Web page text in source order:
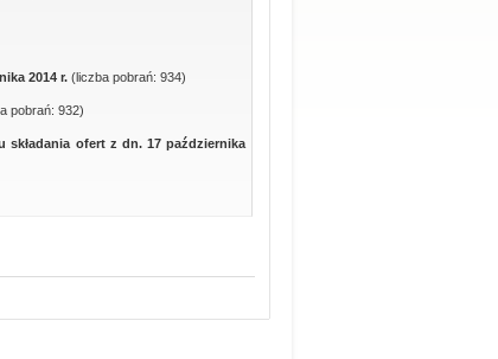
2014 r. (liczba pobrań: 934)
pobrań: 932)
składania ofert z dn. 17 października